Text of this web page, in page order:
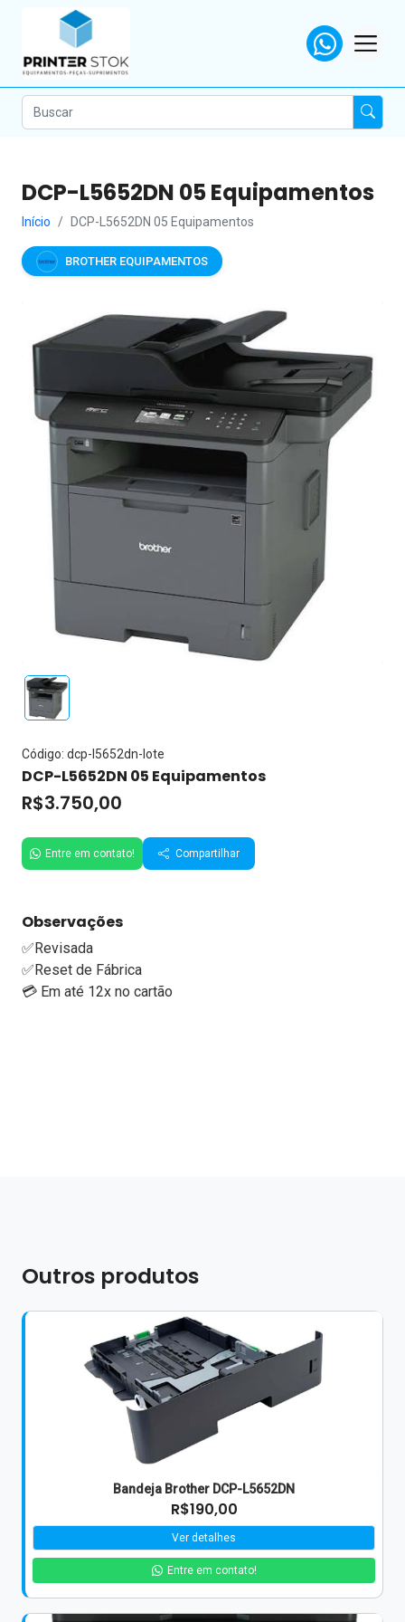
DCP-L5652DN 05 Equipamentos
Início DCP-L5652DN 05 Equipamentos
BROTHER EQUIPAMENTOS
Código: dcp-l5652dn-lote
DCP-L5652DN 05 Equipamentos
R$3.750,00
Entre em contato! Compartilhar
Observações
✅Revisada
✅Reset de Fábrica
💳 Em até 12x no cartão
Outros produtos
Bandeja Brother DCP-L5652DN
R$190,00
Ver detalhes
Entre em contato!